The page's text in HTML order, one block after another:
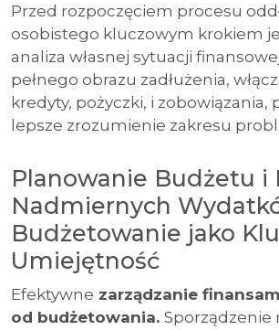
Przed rozpoczęciem procesu
osobistego kluczowym krokiem
analiza własnej sytuacji
pełnego obrazu zadłużenia,
kredyty, pożyczki, i zobowiązania,
lepsze zrozumienie zakresu
Planowanie Budżetu i
Nadmiernych
Budżetowanie jako
Umiejętność
Efektywne zarządzanie
od budżetowania. Sporządzenie